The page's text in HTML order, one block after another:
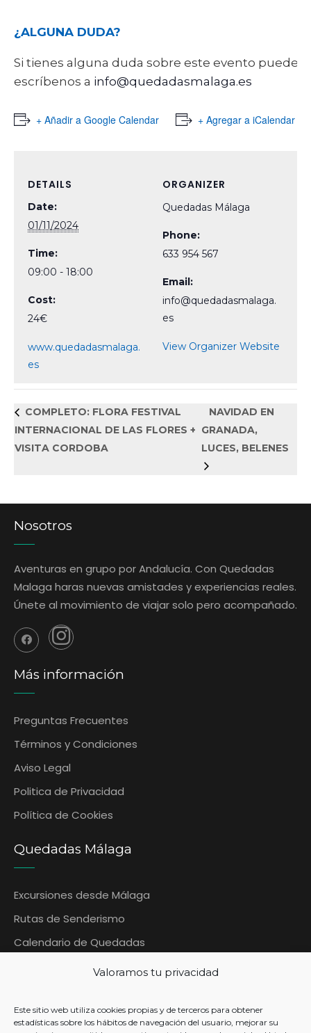
Valoramos tu privacidad
Este sitio web utiliza cookies propias y de terceros para obtener
estadísticas sobre los hábitos de navegación del usuario, mejorar su
¿ALGUNA DUDA?
Si tienes alguna duda sobre este evento
escríbenos a info@quedadasmalaga.es
+ Añadir a Google Calendar + Agregar a iCalendar
DETAILS
Date:
01/11/2024
Time:
09:00 - 18:00
Cost:
24€
www.quedadasmalaga.
es
ORGANIZER
Quedadas Málaga
Phone:
633 954 567
Email:
info@quedadasmalaga.
es
View Organizer Website
COMPLETO: FLORA FESTIVAL
INTERNACIONAL DE LAS FLORES +
VISITA CORDOBA
NAVIDAD EN
GRANADA,
LUCES, BELENES
Nosotros
Aventuras en grupo por Andalucía. Con Quedadas
Malaga haras nuevas amistades y experiencias reales.
Únete al movimiento de viajar solo pero acompañado.
Más información
Preguntas Frecuentes
‎Términos y Condiciones
Aviso Legal
Politica de Privacidad
Política de Cookies
Quedadas Málaga
Excursiones desde Málaga
Rutas de Senderismo
Calendario de Quedadas
Blog Quedadas Malaga
Contacto